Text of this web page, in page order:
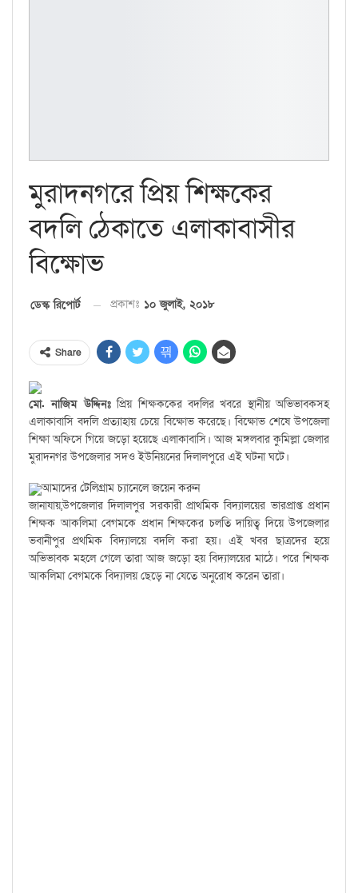
মুরাদনগরে প্রিয় শিক্ষকের
বদলি ঠেকাতে এলাকাবাসীর
বিক্ষোভ
ডেস্ক রিপোর্ট প্রকাশঃ ১০ জুলাই, ২০১৮
Share
মো. নাজিম উদ্দিনঃপ্রিয় শিক্ষককের বদলির খবরে স্থানীয় অভিভাবকসহ
এলাকাবাসি বদলি প্রত্যাহায় চেয়ে বিক্ষোভ করেছে। বিক্ষোভ শেষে উপজেলা
শিক্ষা অফিসে গিয়ে জড়ো হয়েছে এলাকাবাসি। আজ মঙ্গলবার কুমিল্লা জেলার
মুরাদনগর উপজেলার সদও ইউনিয়নের দিলালপুরে এই ঘটনা ঘটে।
আমাদের টেলিগ্রাম চ্যানেলে জয়েন করুন
জানাযায়,উপজেলার দিলালপুর সরকারী প্রাথমিক বিদ্যালয়ের ভারপ্রাপ্ত প্রধান
শিক্ষক আকলিমা বেগমকে প্রধান শিক্ষকের চলতি দায়িত্ব দিয়ে উপজেলার
ভবানীপুর প্রথমিক বিদ্যালয়ে বদলি করা হয়। এই খবর ছাত্রদের হয়ে
অভিভাবক মহলে গেলে তারা আজ জড়ো হয় বিদ্যালয়ের মাঠে। পরে শিক্ষক
আকলিমা বেগমকে বিদ্যালয় ছেড়ে না যেতে অনুরোধ করেন তারা।